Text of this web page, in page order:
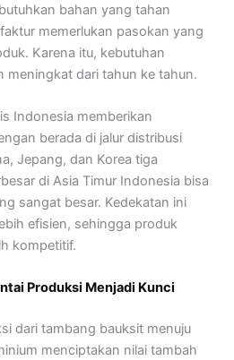
bahan yang tahan
memerlukan pasokan yang
Karena itu, kebutuhan
meningkat dari tahun ke tahun.
Indonesia memberikan
berada di jalur distribusi
Jepang, dan Korea tiga
di Asia Timur Indonesia bisa
sangat besar. Kedekatan ini
efisien, sehingga produk
kompetitif.
Produksi Menjadi Kunci
dari tambang bauksit menuju
menciptakan nilai tambah